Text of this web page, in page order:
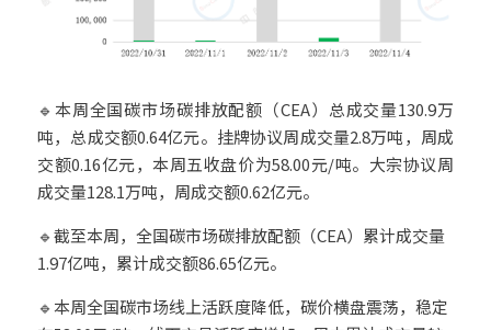
🔹本周全国碳市场碳排放配额（CEA）总成交量130.9万
吨，总成交额0.64亿元。挂牌协议周成交量2.8万吨，周成
交额0.16亿元，本周五收盘价为58.00元/吨。大宗协议周
成交量128.1万吨，周成交额0.62亿元。
🔹截至本周，全国碳市场碳排放配额（CEA）累计成交量
1.97亿吨，累计成交额86.65亿元。
🔹本周全国碳市场线上活跃度降低，碳价横盘震荡，稳定